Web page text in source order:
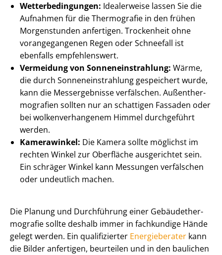
Wet­ter­be­din­gun­gen: Idealerweise lassen Sie die
Aufnahmen für die Thermografie in den frühen
Morgenstunden anfertigen. Trockenheit ohne
vorangegangenen Regen oder Schneefall ist
ebenfalls empfehlenswert.
Vermeidung von Son­nen­ein­strah­lung: Wärme,
die durch Son­nen­ein­strah­lung gespeichert wurde,
kann die Messergebnisse verfälschen. Au­ßen­ther­
mo­gra­fien sollten nur an schattigen Fassaden oder
bei wol­ken­ver­han­ge­nem Himmel durchgeführt
werden.
Kamerawinkel: Die Kamera sollte möglichst im
rechten Winkel zur Oberfläche ausgerichtet sein.
Ein schräger Winkel kann Messungen verfälschen
oder undeutlich machen.
Die Planung und Durchführung einer Ge­bäu­de­ther­
mo­gra­fie sollte deshalb immer in fachkundige Hände
gelegt werden. Ein qualifizierter Energieberater kann
die Bilder anfertigen, beurteilen und in den baulichen